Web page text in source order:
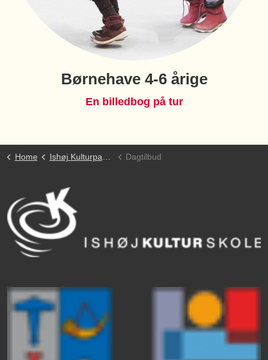
Børnehave 4-6 årige
En billedbog på tur
Home Ishøj Kulturpakke Dagtilbud